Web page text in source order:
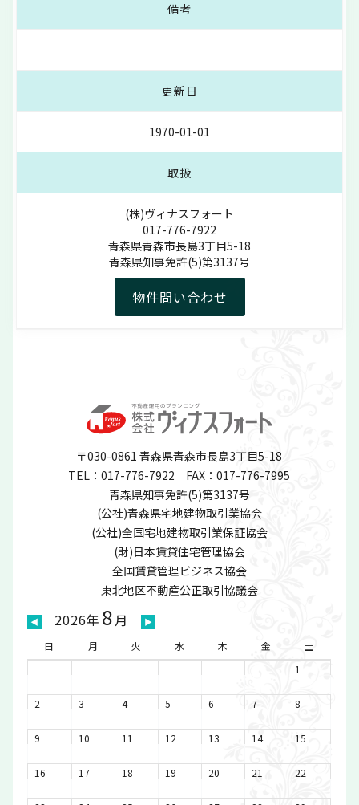
備考
更新日
1970-01-01
取扱
(株)ヴィナスフォート
017-776-7922
青森県青森市長島3丁目5-18
青森県知事免許(5)第3137号
物件問い合わせ
〒030-0861 青森県青森市長島3丁目5-18
TEL：017-776-7922 FAX：017-776-7995
青森県知事免許(5)第3137号
(公社)青森県宅地建物取引業協会
(公社)全国宅地建物取引業保証協会
(財)日本賃貸住宅管理協会
全国賃貸管理ビジネス協会
東北地区不動産公正取引協議会
◀ 2026年 8月 ▶
日 月 火 水 木 金
土
1
2 3 4 5 6 7 8
9 10 11 12 13 14 15
16 17 18 19 20 21 22